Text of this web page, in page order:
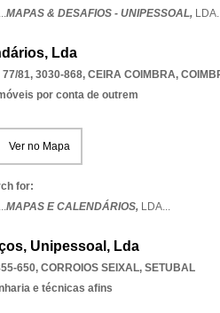
MAPAS & DESAFIOS - UNIPESSOAL, LDA
Lda
81, 3030-868, CEIRA COIMBRA,
por conta de outrem
Ver no Mapa
for:
MAPAS E CALENDÁRIOS, LDA...
Unipessoal, Lda
650, CORROIOS SEIXAL, SETUBAL
e técnicas afins